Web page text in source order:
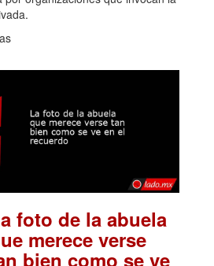
foto de la abuela
merece verse
bien como se ve